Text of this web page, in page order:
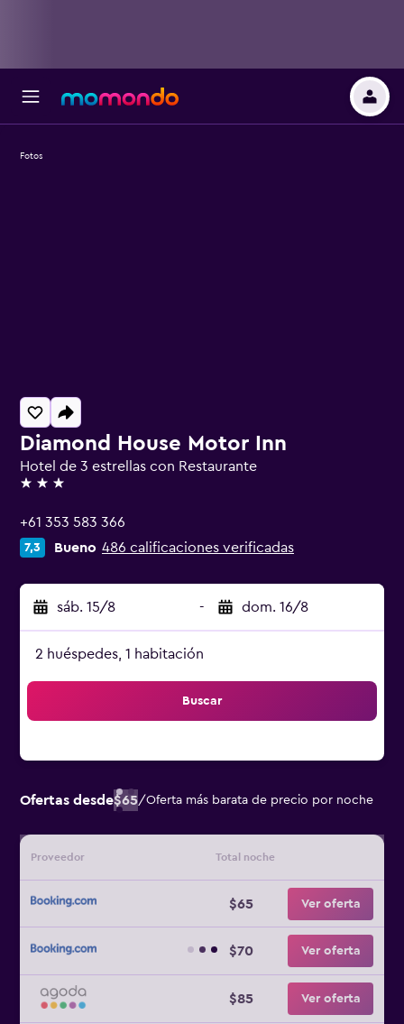
Diamond House Motor Inn
Hotel de 3 estrellas con Restaurante
3 estrellas
+61 353 583 366
7,3 Bueno 486 calificaciones verificadas
sáb. 15/8 - dom. 16/8
2 huéspedes, 1 habitación
Buscar
Ofertas desde$65/Oferta más barata de precio por noche
Proveedor Total noche
$65 Ver oferta
$70 Ver oferta
$85 Ver oferta
Fotos